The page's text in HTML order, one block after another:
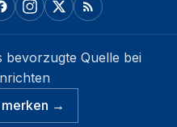
bevorzugte Quelle bei
→